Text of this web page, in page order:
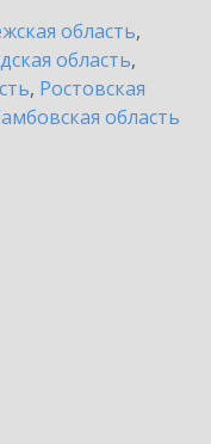
область,
область,
, Ростовская
область